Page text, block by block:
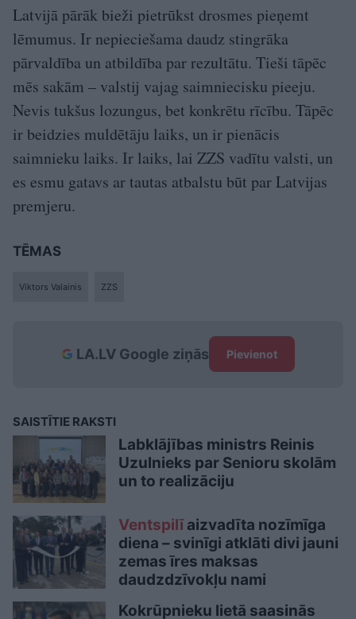
Latvijā pārāk bieži pietrūkst drosmes pieņemt
lēmumus. Ir nepieciešama daudz stingrāka
pārvaldība un atbildība par rezultātu. Tieši tāpēc
mēs sakām – valstij vajag saimniecisku pieeju.
Nevis tukšus lozungus, bet konkrētu rīcību. Tāpēc
ir beidzies muldētāju laiks, un ir pienācis
saimnieku laiks. Ir laiks, lai ZZS vadītu valsti, un
es esmu gatavs ar tautas atbalstu būt par Latvijas
premjeru.
TĒMAS
Viktors Valainis ZZS
LA.LV Google ziņās Pievienot
SAISTĪTIE RAKSTI
Labklājības ministrs Reinis
Uzulnieks par Senioru skolām
un to realizāciju
Ventspilīaizvadīta nozīmīga
diena – svinīgi atklāti divi jauni
zemas īres maksas
daudzdzīvokļu nami
Kokrūpnieku lietā saasinās